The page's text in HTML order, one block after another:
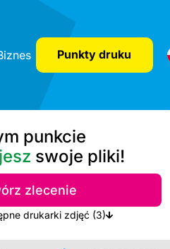
Punkty druku
punkcie
swoje pliki!
zlecenie
Pokaż najbliższe dostępne drukarki zdjęć (3)